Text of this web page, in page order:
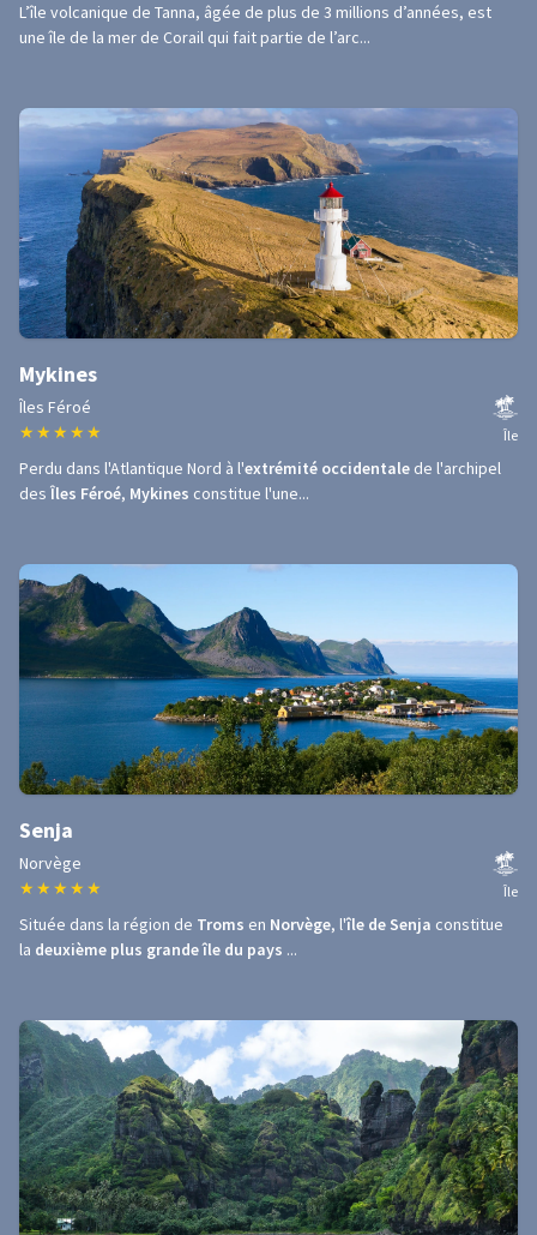
L’île volcanique de Tanna, âgée de plus de 3 millions d’années, est
une île de la mer de Corail qui fait partie de l’arc...
Mykines
Îles Féroé
★ ★ ★ ★ ★ Île
Perdu dans l'Atlantique Nord à l'extrémité occidentale de l'archipel
des Îles Féroé, Mykines constitue l'une...
Senja
Norvège
★ ★ ★ ★ ★ Île
Située dans la région de Troms en Norvège, l'île de Senja constitue
la deuxième plus grande île du pays ...